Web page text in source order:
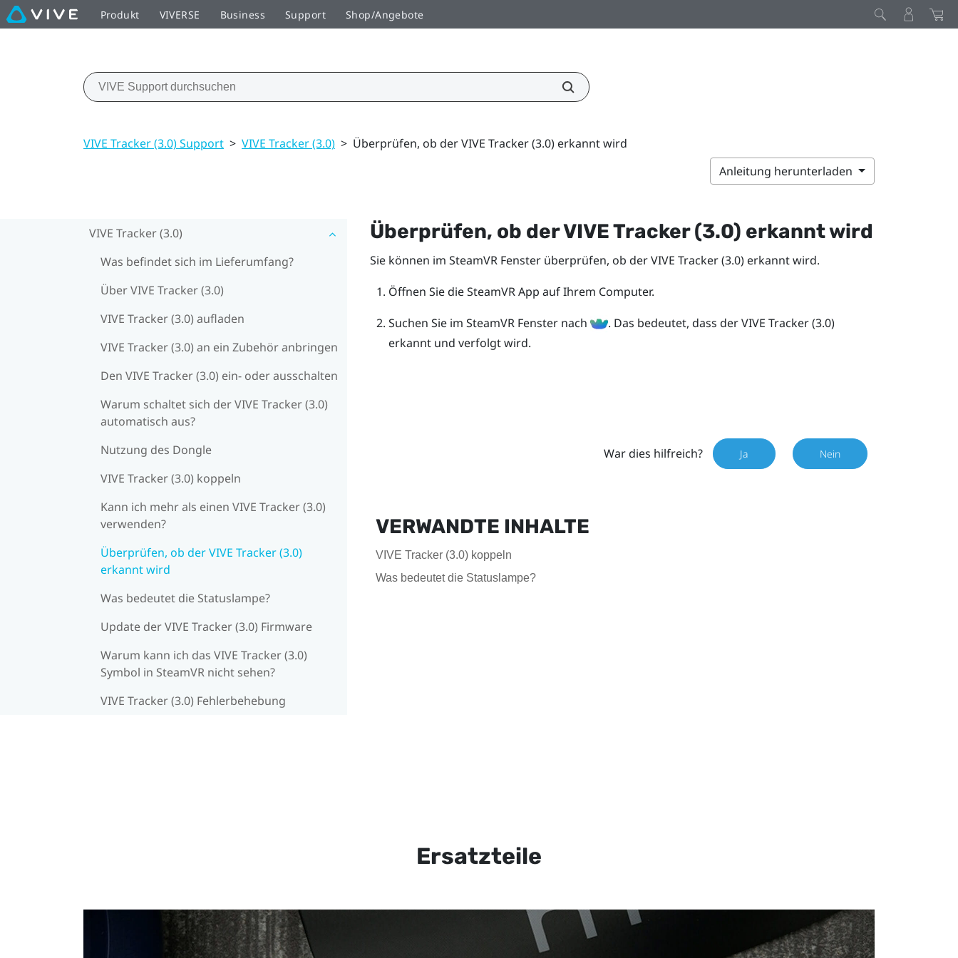
Produkt VIVERSE Business Support Shop/Angebote
VIVE Tracker (3.0) Support > VIVE Tracker (3.0) > Überprüfen, ob der VIVE Tracker (3.0) erkannt wird
Anleitung herunterladen
VIVE Tracker (3.0)
Was befindet sich im Lieferumfang?
Über VIVE Tracker (3.0)
VIVE Tracker (3.0) aufladen
VIVE Tracker (3.0) an ein Zubehör anbringen
Den VIVE Tracker (3.0) ein- oder ausschalten
Warum schaltet sich der VIVE Tracker (3.0)
automatisch aus?
Nutzung des Dongle
VIVE Tracker (3.0) koppeln
Kann ich mehr als einen VIVE Tracker (3.0)
verwenden?
Überprüfen, ob der VIVE Tracker (3.0)
erkannt wird
Was bedeutet die Statuslampe?
Update der VIVE Tracker (3.0) Firmware
Warum kann ich das VIVE Tracker (3.0)
Symbol in SteamVR nicht sehen?
VIVE Tracker (3.0) Fehlerbehebung
Überprüfen, ob derVIVETracker (3.0) erkannt wird
Sie können im SteamVRFenster überprüfen, ob derVIVE Tracker (3.0)erkannt wird.
Öffnen Sie dieSteamVRApp auf Ihrem Computer.
Suchen Sie im SteamVRFenster nach . Das bedeutet, dass derVIVE Tracker (3.0)
erkannt und verfolgt wird.
War dies hilfreich? Ja Nein
VERWANDTE INHALTE
VIVE Tracker (3.0) koppeln
Was bedeutet die Statuslampe?
Ersatzteile